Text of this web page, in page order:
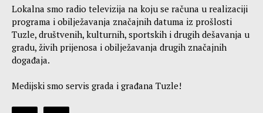
Lokalna smo radio televizija na koju se računa u realizaciji
programa i obilježavanja značajnih datuma iz prošlosti
Tuzle, društvenih, kulturnih, sportskih i drugih dešavanja u
gradu, živih prijenosa i obilježavanja drugih značajnih
događaja.
Medijski smo servis grada i građana Tuzle!